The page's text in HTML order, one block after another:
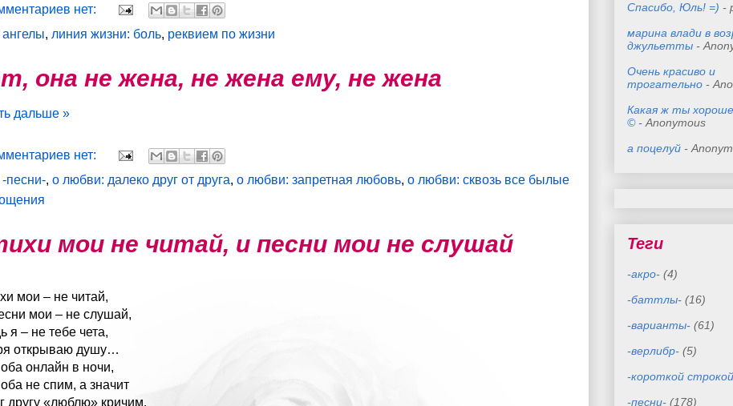
нет:
ангелы, линия жизни: боль, реквием по жизни
она не жена, не жена ему, не жена
дальше »
нет:
-песни-, о любви: далеко друг от друга, о любви: запретная любовь, о любви: сквозь все былые
мои не читай, и песни мои не слушай
мои – не читай,
мои – не слушай,
я – не тебе чета,
открываю душу…
онлайн в ночи,
не спим, а значит
другу «люблю» кричим,
Спасибо, Юль! =) -
марина влади в
джульетты -
Очень красиво и
трогательно -
Какая ж ты
©- Anonymous
а поцелуй -
Теги
-акро- (4)
-баттлы- (16)
-варианты- (61)
-верлибр- (5)
-короткой
-песни- (178)